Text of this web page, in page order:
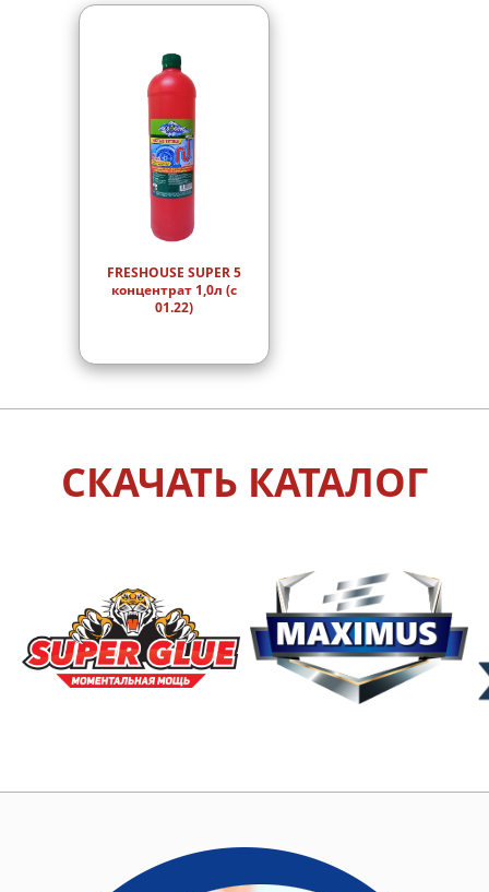
FRESHOUSE SUPER 5
концентрат 1,0л (с
01.22)
СКАЧАТЬ КАТАЛОГ